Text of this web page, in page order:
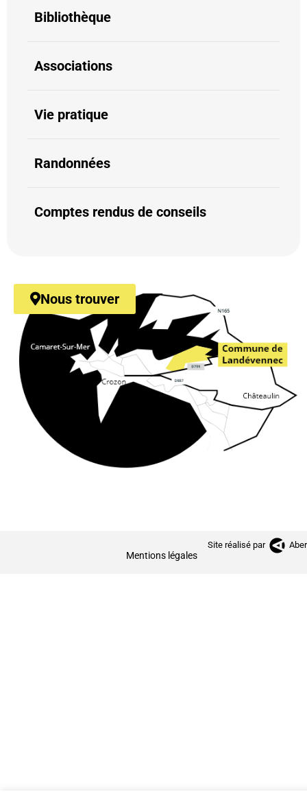
Bibliothèque
Associations
Vie pratique
Randonnées
Comptes rendus de conseils
Nous trouver
Mentions légales
Site réalisé par